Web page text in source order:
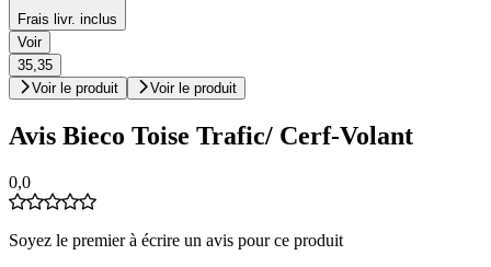
Frais livr. inclus
Voir
35,35
Voir le produit
Voir le produit
Avis Bieco Toise Trafic/ Cerf-Volant
0,0
Soyez le premier à écrire un avis pour ce produit